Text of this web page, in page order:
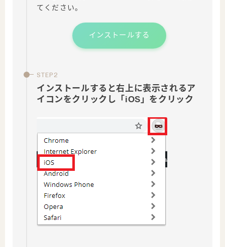
てください。
インストールする
インストールすると右上に表示されるア
イコンをクリックし「iOS」をクリック